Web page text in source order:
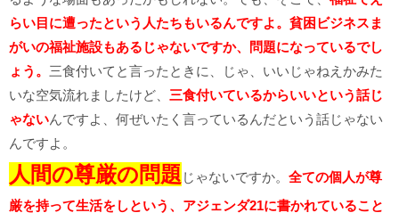
らい目に遭ったという人たちもいるんですよ。貧困ビジネスま
がいの福祉施設もあるじゃないですか、問題になっているでし
ょう。 三食付いてと言ったときに、じゃ、いいじゃねえかみた
いな空気流れましたけど、 三食付いているからいいという話じ
ゃないんですよ、何ぜいたく言っているんだという話じゃない
んですよ。
人間の尊厳の問題 じゃないですか。 全ての個人が尊
厳を持って生活をしという、アジェンダ21に書かれていること